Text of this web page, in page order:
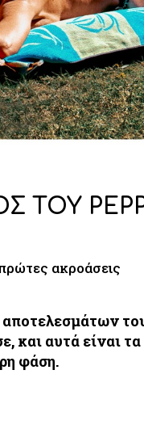
ακροάσεις
και αυτά είναι
φάση.